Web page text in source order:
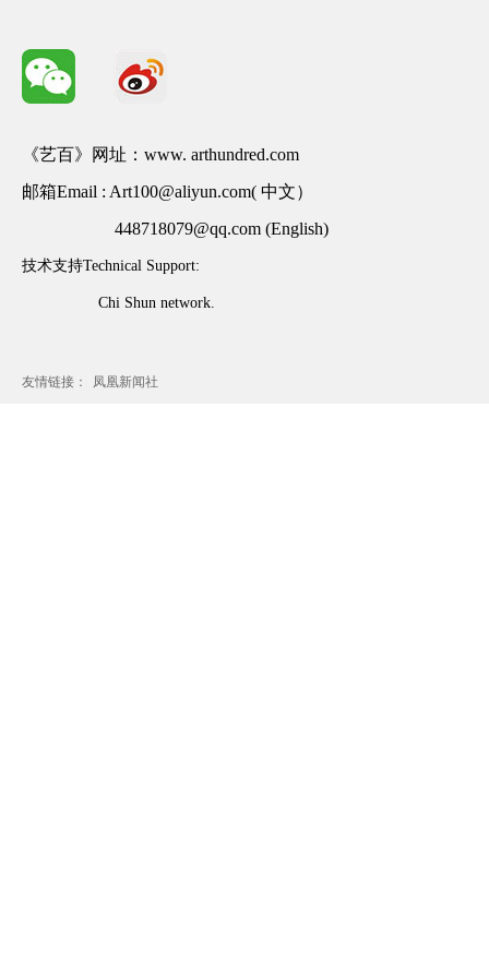
《艺百》网址：www. arthundred.com
邮箱Email : Art100@aliyun.com( 中文）
448718079@qq.com (English)
技术支持Technical Support:
Chi Shun network.
友情链接： 凤凰新闻社